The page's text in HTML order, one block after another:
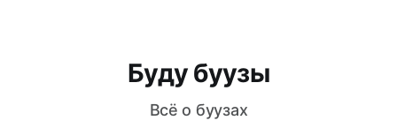
Буду буузы
Всё о буузах